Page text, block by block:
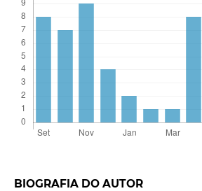
BIOGRAFIA DO AUTOR